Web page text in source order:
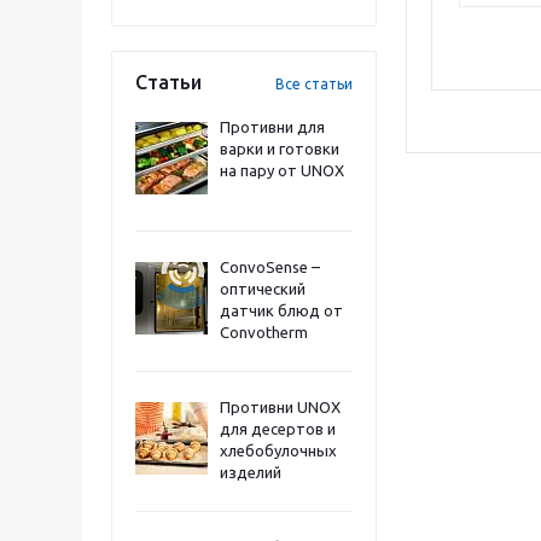
Статьи Все статьи
Противни для
варки и готовки
на пару от UNOX
ConvoSense –
оптический
датчик блюд от
Convotherm
Противни UNOX
для десертов и
хлебобулочных
изделий